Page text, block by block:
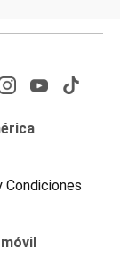
Condiciones